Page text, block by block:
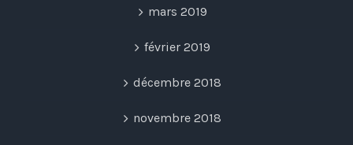
mars 2019
février 2019
décembre 2018
novembre 2018